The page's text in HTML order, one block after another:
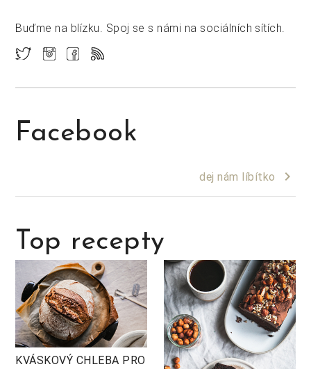
Buďme na blízku. Spoj se s námi na sociálních sítích.
Facebook
dej nám líbítko keyboard_arrow_right
Top recepty
KVÁSKOVÝ CHLEBA PRO